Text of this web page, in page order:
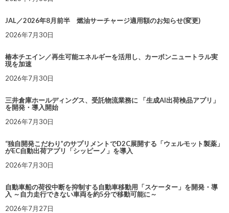
JAL／2026年8月前半 燃油サーチャージ適用額のお知らせ(変更)
2026年7月30日
椿本チエイン／再生可能エネルギーを活用し、カーボンニュートラル実
現を加速
2026年7月30日
三井倉庫ホールディングス、受託物流業務に 「生成AI出荷検品アプリ」
を開発・導入開始
2026年7月30日
“独自開発こだわり”のサプリメントでD2C展開する「ウェルモット製薬」
がEC自動出荷アプリ「シッピーノ」を導入
2026年7月30日
自動車船の荷役中断を抑制する自動車移動用「スケーター」を開発・導
入 ～自力走行できない車両を約5分で移動可能に～
2026年7月27日